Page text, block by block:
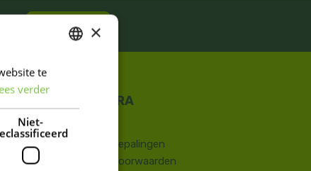
Inschrijven
Contact
​Wettelijke bepalingen
Algemene voorwaarden
×
te
verder
Niet-